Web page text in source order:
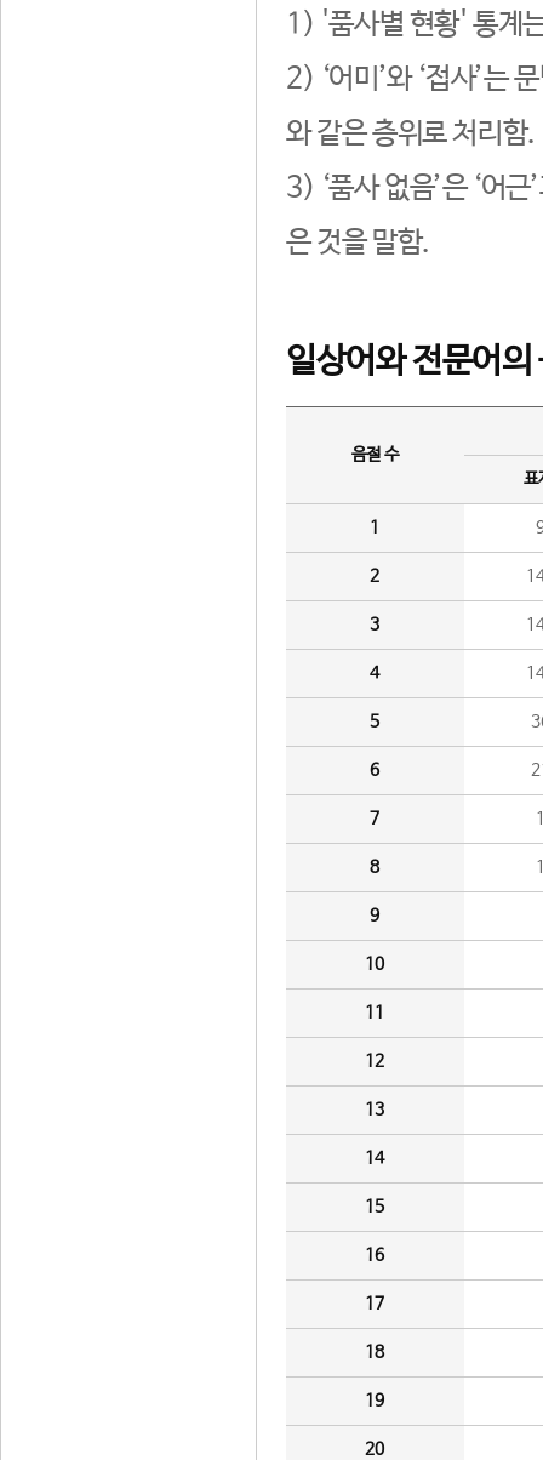
1) '품사별 현황' 통계
2) ‘어미’와 ‘접사’는
와 같은 층위로 처리함.
3) ‘품사 없음’은 ‘어
은 것을 말함.
일상어와 전문어의
음절 수
표
1
2
3
4
5
6
7
8
9
10
11
12
13
14
15
16
17
18
19
20